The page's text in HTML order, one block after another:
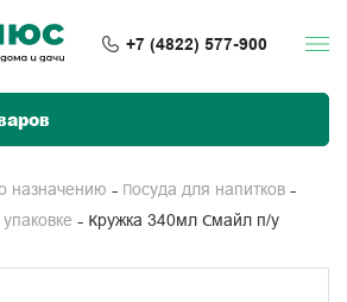
+7 (4822) 577-900
назначению Посуда для напитков
Кружка 340мл Смайл п/у